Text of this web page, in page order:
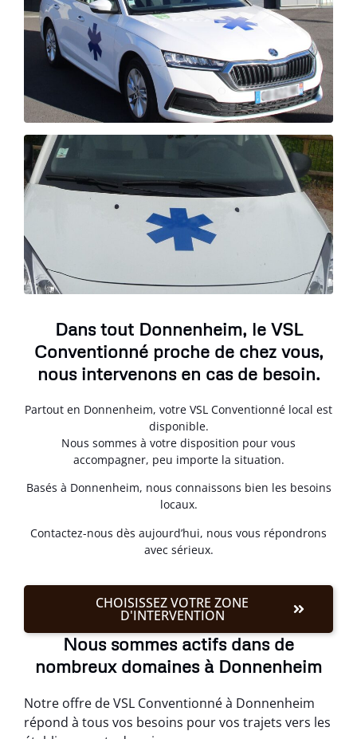
Dans tout Donnenheim, le VSL
Conventionné proche de chez vous,
nous intervenons en cas de besoin.
Partout en Donnenheim, votre VSL Conventionné local est
disponible.
Nous sommes à votre disposition pour vous
accompagner, peu importe la situation.
Basés à Donnenheim, nous connaissons bien les besoins
locaux.
Contactez-nous dès aujourd’hui, nous vous répondrons
avec sérieux.
CHOISISSEZ VOTRE ZONE
D'INTERVENTION
Nous sommes actifs dans de
nombreux domaines à Donnenheim
Notre offre de VSL Conventionné à Donnenheim
répond à tous vos besoins pour vos trajets vers les